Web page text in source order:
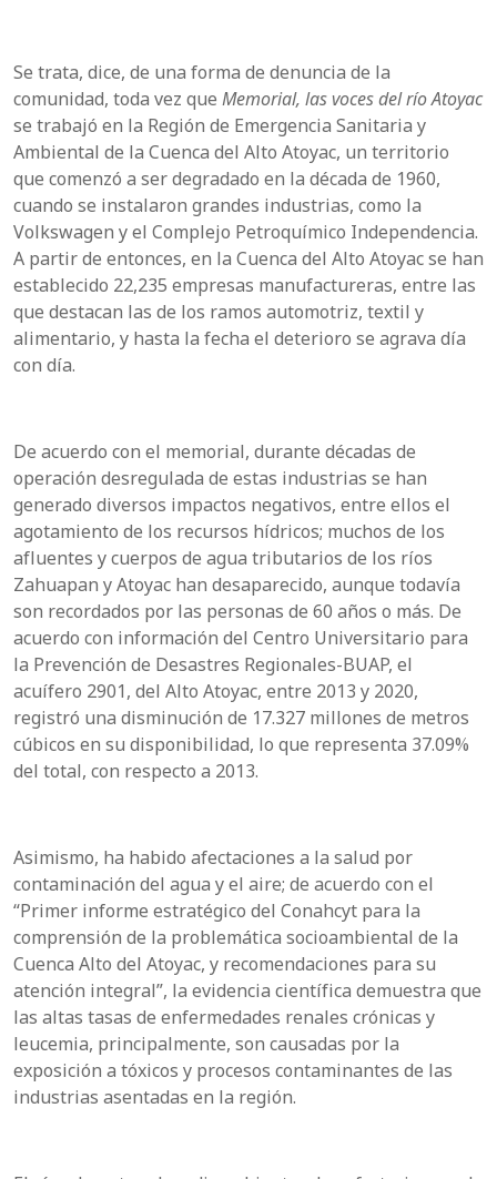
Se trata, dice, de una forma de denuncia de la
comunidad, toda vez que Memorial, las voces del río Atoyac
se trabajó en la Región de Emergencia Sanitaria y
Ambiental de la Cuenca del Alto Atoyac, un territorio
que comenzó a ser degradado en la década de 1960,
cuando se instalaron grandes industrias, como la
Volkswagen y el Complejo Petroquímico Independencia.
A partir de entonces, en la Cuenca del Alto Atoyac se han
establecido 22,235 empresas manufactureras, entre las
que destacan las de los ramos automotriz, textil y
alimentario, y hasta la fecha el deterioro se agrava día
con día.
De acuerdo con el memorial, durante décadas de
operación desregulada de estas industrias se han
generado diversos impactos negativos, entre ellos el
agotamiento de los recursos hídricos; muchos de los
afluentes y cuerpos de agua tributarios de los ríos
Zahuapan y Atoyac han desaparecido, aunque todavía
son recordados por las personas de 60 años o más. De
acuerdo con información del Centro Universitario para
la Prevención de Desastres Regionales-BUAP, el
acuífero 2901, del Alto Atoyac, entre 2013 y 2020,
registró una disminución de 17.327 millones de metros
cúbicos en su disponibilidad, lo que representa 37.09%
del total, con respecto a 2013.
Asimismo, ha habido afectaciones a la salud por
contaminación del agua y el aire; de acuerdo con el
“Primer informe estratégico del Conahcyt para la
comprensión de la problemática socioambiental de la
Cuenca Alto del Atoyac, y recomendaciones para su
atención integral”, la evidencia científica demuestra que
las altas tasas de enfermedades renales crónicas y
leucemia, principalmente, son causadas por la
exposición a tóxicos y procesos contaminantes de las
industrias asentadas en la región.